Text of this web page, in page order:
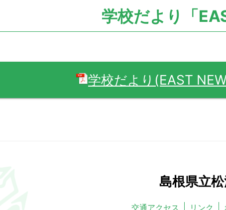
学校だより「
学校だより(EAST
島根県立
交通アクセス リンク